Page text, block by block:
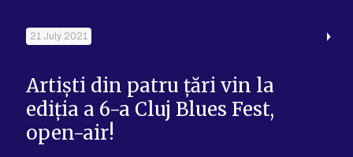
21 July 2021
Artiști din patru țări vin la
ediția a 6-a Cluj Blues Fest,
open-air!